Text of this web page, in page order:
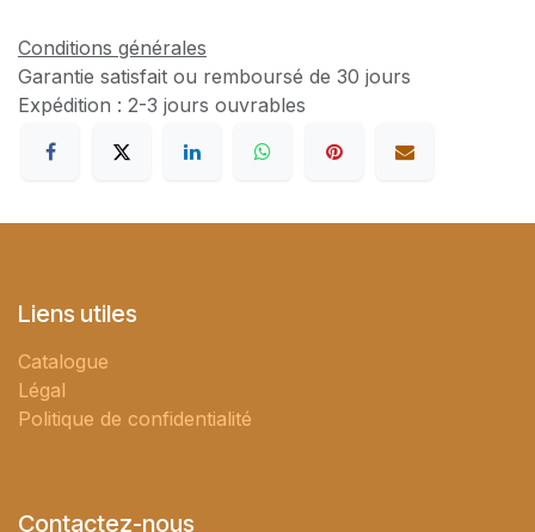
Conditions générales
Garantie satisfait ou remboursé de 30 jours
Expédition : 2-3 jours ouvrables
Liens utiles
Catalogue
Légal
Politique de confidentialité
Contactez-nous